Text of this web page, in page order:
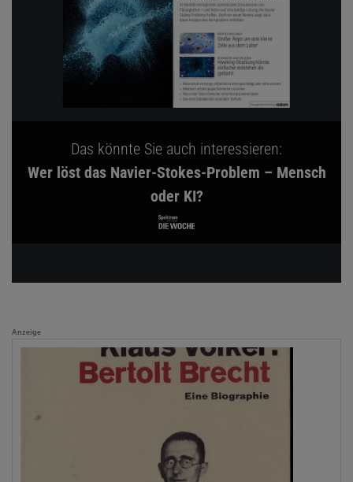
Das könnte Sie auch interessieren:
Wer löst das Navier-Stokes-Problem – Mensch
oder KI?
Anzeige